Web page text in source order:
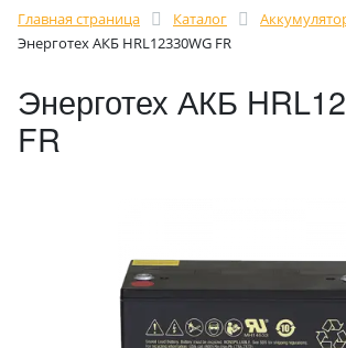
Главная страница Каталог
Энерготех АКБ HRL12330WG FR
Энерготех АКБ
FR